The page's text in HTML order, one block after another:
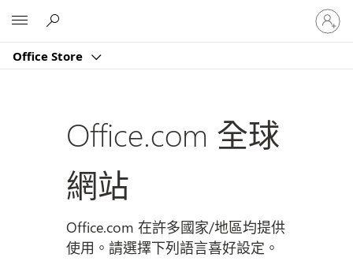
Office Store
登
入
您
Office.com 全球
網站
Office.com 在許多國家/地區均提供
使用。請選擇下列語言喜好設定。